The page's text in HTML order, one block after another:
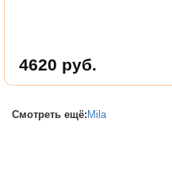
4620 руб.
Смотреть ещё: Mila